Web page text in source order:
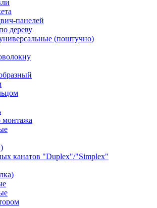
панелей
дереву
(поштучно)
монтажа
канатов "Duplex"/"Simplex"